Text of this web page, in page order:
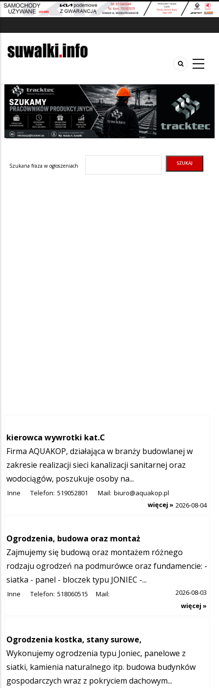
Szukana fraza w ogłoszeniach
kierowca wywrotki kat.C
Firma AQUAKOP, działająca w branży budowlanej w
zakresie realizacji sieci kanalizacji sanitarnej oraz
wodociągów, poszukuje osoby na...
Inne Telefon: 519052801 Mail: biuro@aquakop.pl
2026-08-04
więcej »
Ogrodzenia, budowa oraz montaż
Zajmujemy się budową oraz montażem różnego
rodzaju ogrodzeń na podmurówce oraz fundamencie: -
siatka - panel - bloczek typu JONIEC -...
Inne Telefon: 518060515 Mail:
2026-08-03
więcej »
Ogrodzenia kostka, stany surowe,
Wykonujemy ogrodzenia typu Joniec, panelowe z
siatki, kamienia naturalnego itp. budowa budynków
gospodarczych wraz z pokryciem dachowym...